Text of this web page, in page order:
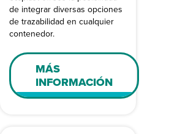
de integrar diversas opciones
de trazabilidad en cualquier
contenedor.
MÁS
INFORMACIÓN